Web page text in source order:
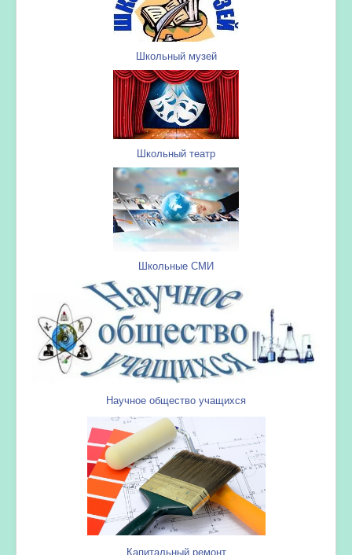
Школьный музей
Школьный театр
Школьные СМИ
Научное общество учащихся
Капитальный ремонт